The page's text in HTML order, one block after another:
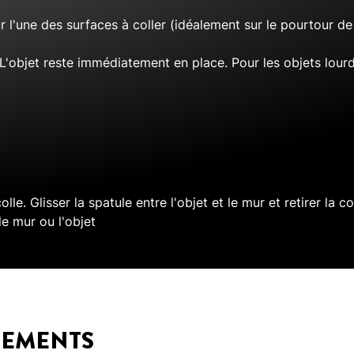
l'une des surfaces à coller (idéalement sur le pourtour
reste immédiatement en place. Pour les objets
Glisser la spatule entre l'objet et le mur et retirer la
mur ou l'objet